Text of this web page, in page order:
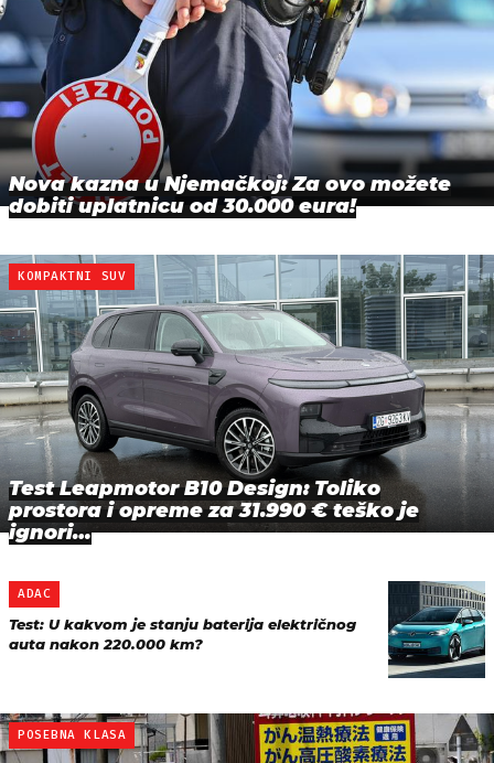
Nova kazna u Njemačkoj: Za ovo možete
dobiti uplatnicu od 30.000 eura!
KOMPAKTNI SUV
Test Leapmotor B10 Design: Toliko
prostora i opreme za 31.990 € teško je
ignori…
ADAC
Test: U kakvom je stanju baterija električnog
auta nakon 220.000 km?
POSEBNA KLASA